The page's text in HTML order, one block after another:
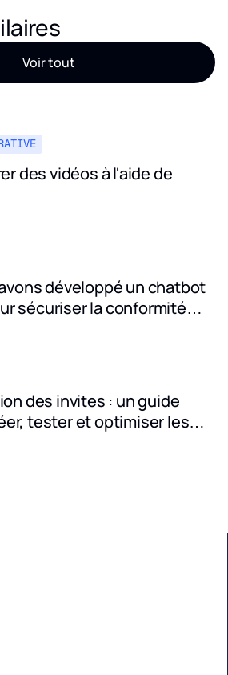
Voir tout
des vidéos à l'aide de
développé un chatbot
sécuriser la conformité
confidentialité
des invites : un guide
tester et optimiser les